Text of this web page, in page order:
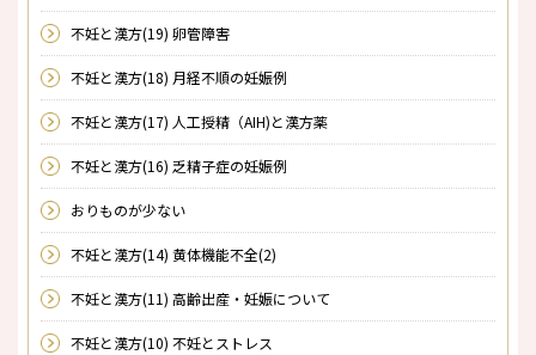
不妊と漢方(19) 卵管障害
不妊と漢方(18) 月経不順の妊娠例
不妊と漢方(17) 人工授精（AIH)と漢方薬
不妊と漢方(16) 乏精子症の妊娠例
おりものが少ない
不妊と漢方(14) 黄体機能不全(2)
不妊と漢方(11) 高齢出産・妊娠について
不妊と漢方(10) 不妊とストレス